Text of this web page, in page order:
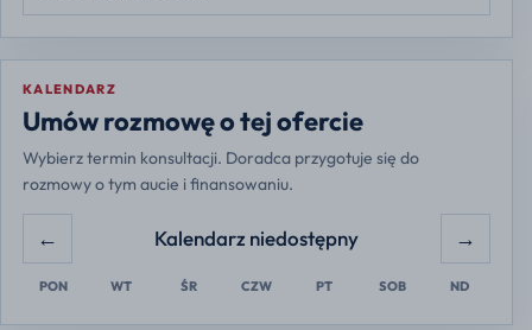
KALENDARZ
Umów rozmowę o tej ofercie
Wybierz termin konsultacji. Doradca przygotuje się do
rozmowy o tym aucie i finansowaniu.
Europe/Warsaw
← Kalendarz niedostępny →
PON WT ŚR CZW PT SOB ND